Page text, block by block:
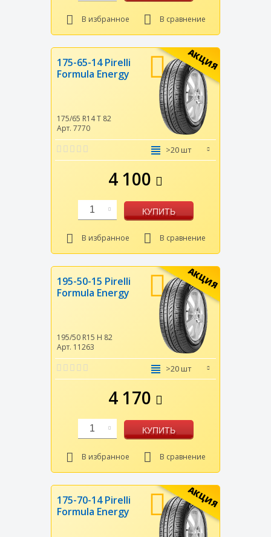
В избранное В сравнение
АКЦИЯ
175-65-14 Pirelli
Formula Energy
175/65 R14T 82
Арт. 7770
>20 шт
4 100
1 КУПИТЬ
В избранное В сравнение
АКЦИЯ
195-50-15 Pirelli
Formula Energy
195/50 R15 H 82
Арт. 11263
>20 шт
4 170
1 КУПИТЬ
В избранное В сравнение
АКЦИЯ
175-70-14 Pirelli
Formula Energy